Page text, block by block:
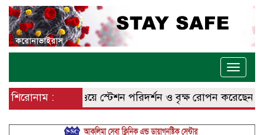
Toggle
শিরোনাম :রেলওয়ে স্টেশন পরিদর্শন ও বৃক্ষ রোপন করেছেন